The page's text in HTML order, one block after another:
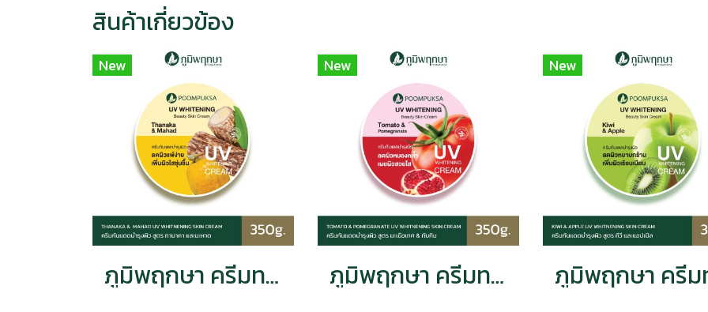
สินค้าเกี่ยวข้อง
New
ภูมิพฤกษา ครีมทาผิว ยูวี ไวท์ เทนนิ่ง บิวตี้สกิน ครีม ทานาคา & มะหาด 350g. CODE 9338-3
New
ภูมิพฤกษา ครีมทาผิว ยูวี ไวท์ เทนนิ่ง บิวตี้ สกินครีม สูตรมะเขือเทศและทับทิม CODE 9338-1
New